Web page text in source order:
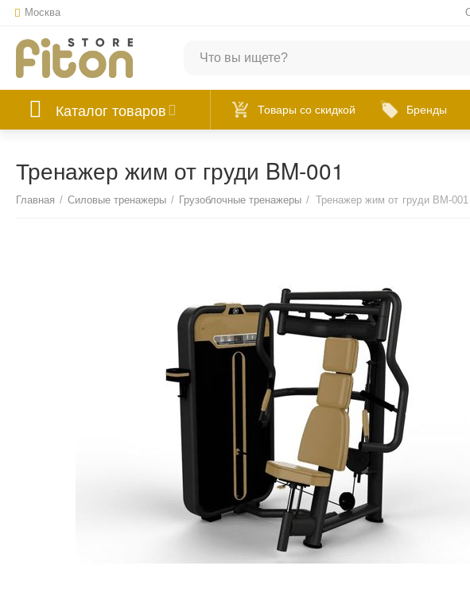
Москва
Каталог товаров Товары со скидкой Бренды
Тренажер жим от груди BM-001
Главная / Силовые тренажеры / Грузоблочные тренажеры / Тренажер жим от груди BM-001